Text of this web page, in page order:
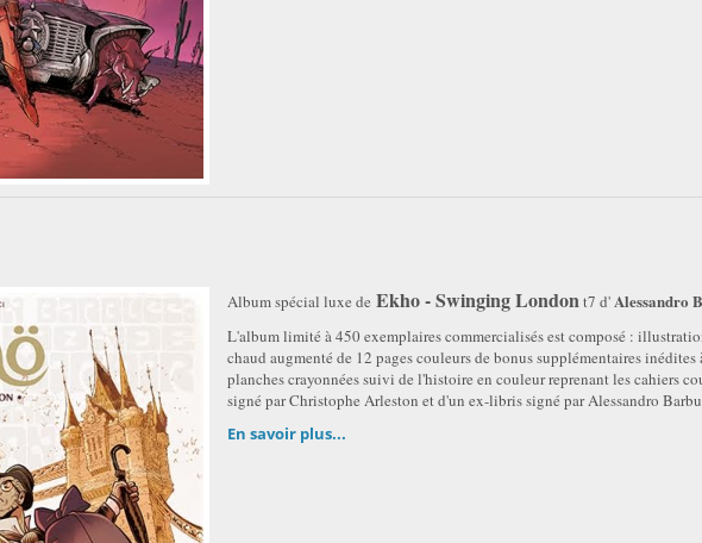
Album spécial luxe de Ekho - Swinging Londont7 d' Alessandro
L'album limité à 450 exemplaires commercialisés est composé :
chaud augmenté de 12 pages couleurs de bonus supplémentaires
planches crayonnées suivi de l'histoire en couleur reprenant les cahiers
signé par Christophe Arleston et d'un ex-libris signé par Alessandro
En savoir plus...